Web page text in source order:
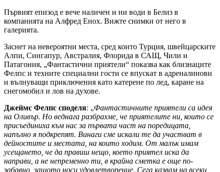
Първият епизод е вече наличен и ни води в Белиз в
компанията на Алфред Енох. Вижте снимки от него в
галерията.
Заснет на невероятни места, сред които Турция, швейцарските
Алпи, Сингапур, Австралия, Флорида в САЩ, Чили и
Патагония, „Фантастични приятели“ показва как близнаците
Фелпс и техните специални гости се впускат в адреналинови
и вълнуващи приключения като катерене по лед, каране на
снегомобил и лов на духове.
Джеймс Фелпс споделя: „Фантастичните приятели са идея
на Оливър. Но веднага разбрахме, че приятелите ни, които се
присъединиха към нас за първата част на поредицата,
напълно я подкрепят. Винаги сме искали те да участват в
дейностите и местата, на които ходим. От малък имам
усещането, че да правиш нещо, което приятел иска да
направи, а не непременно ти, в крайна сметка е още по-
забавно, защото носи удовлетворение. Сега казвам на всеки,